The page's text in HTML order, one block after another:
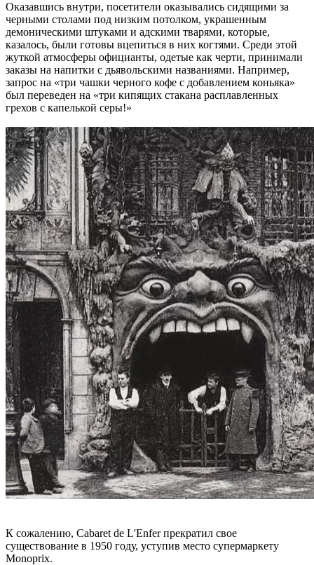
Оказавшись внутри, посетители оказывались сидящими за
черными столами под низким потолком, украшенным
демоническими штуками и адскими тварями, которые,
казалось, были готовы вцепиться в них когтями. Среди этой
жуткой атмосферы официанты, одетые как черти, принимали
заказы на напитки с дьявольскими названиями. Например,
запрос на «три чашки черного кофе с добавлением коньяка»
был переведен на «три кипящих стакана расплавленных
грехов с капелькой серы!»
К сожалению, Cabaret de L'Enfer прекратил свое
существование в 1950 году, уступив место супермаркету
Monoprix.